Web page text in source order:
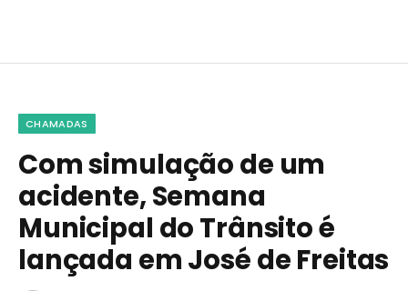
CHAMADAS
Com simulação de um
acidente, Semana
Municipal do Trânsito é
lançada em José de Freitas